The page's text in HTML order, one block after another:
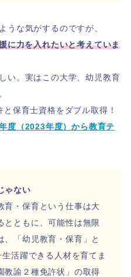
うな気がするのですが、
に力を入れたいと考えていま
い。実はこの大学、幼児教育
保育士資格をダブル取得！
度（2023年度）から教育テ
ゃない
育・保育という仕事は大
とともに、可能性は無限
、「幼児教育・保育」と
活躍できる人材を育てま
教諭２種免許状」の取得